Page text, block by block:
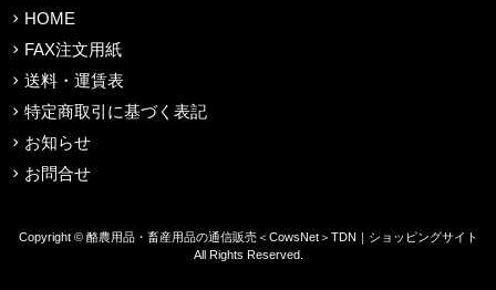
HOME
FAX注文用紙
送料・運賃表
特定商取引に基づく表記
お知らせ
お問合せ
Copyright © 酪農用品・畜産用品の通信販売＜CowsNet＞TDN｜ショッピングサイト
All Rights Reserved.